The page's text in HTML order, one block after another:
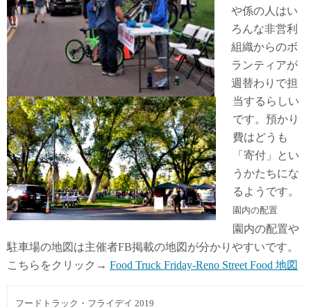
や係の人はい
ろんな非営利
組織からのボ
ランティアが
週替わりで担
当するらしい
です。預かり
費はどうも
「寄付」とい
うかたちにな
るようです。
園内の配置
園内の配置や
駐車場の地図は主催者FB掲載の地図が分かりやすいです。
こちらをクリック→ Food Truck Friday-Reno Street Food 地図
フードトラック・フライデイ 2019